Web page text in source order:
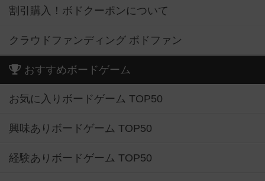
割引購入！ボドクーポンについて
クラウドファンディング ボドファン
おすすめボードゲーム
お気に入りボードゲーム TOP50
興味ありボードゲーム TOP50
経験ありボードゲーム TOP50